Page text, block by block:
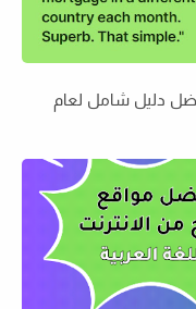
دليل شامل لعام